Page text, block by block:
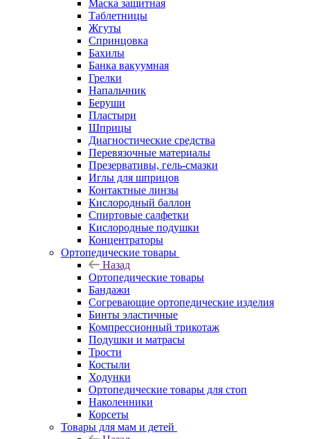
Маска защитная
Таблетницы
Жгуты
Спринцовка
Бахилы
Банка вакуумная
Грелки
Напальчник
Беруши
Пластыри
Шприцы
Диагностические средства
Перевязочные материалы
Презервативы, гель-смазки
Иглы для шприцов
Контактные линзы
Кислородный баллон
Спиртовые салфетки
Кислородные подушки
Концентраторы
Ортопедические товары
Назад
Ортопедические товары
Бандажи
Согревающие ортопедические изделия
Бинты эластичные
Компрессионный трикотаж
Подушки и матрасы
Трости
Костыли
Ходунки
Ортопедические товары для стоп
Наколенники
Корсеты
Товары для мам и детей